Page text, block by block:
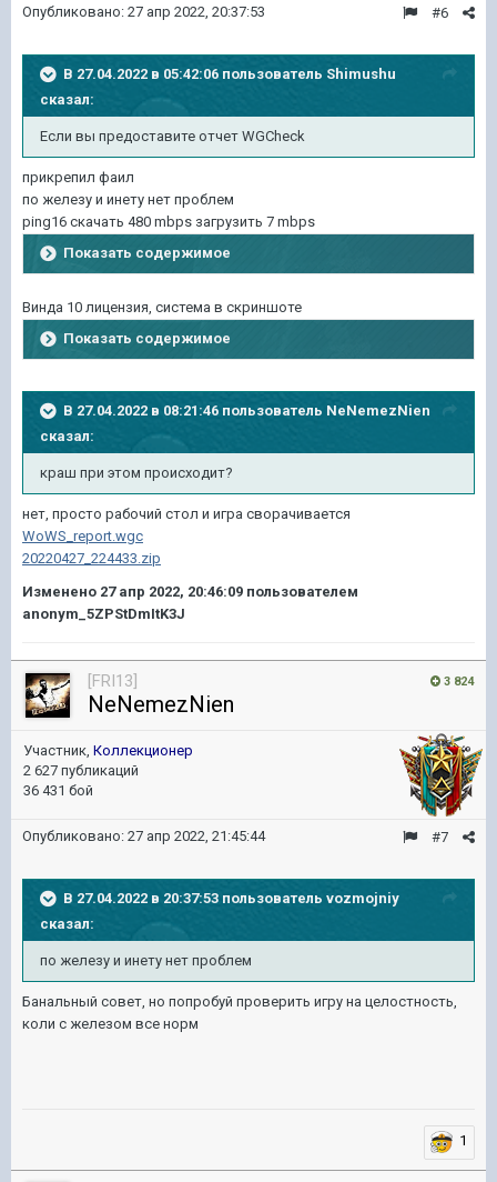
#6
Опубликовано: 27 апр 2022, 20:37:53
В 27.04.2022 в 05:42:06 пользователь Shimushu
сказал:
Если вы предоставите отчет WGCheck
прикрепил фаил
по железу и инету нет проблем
ping16 скачать 480 mbps загрузить 7 mbps
Показать содержимое
Винда 10 лицензия, система в скриншоте
Показать содержимое
В 27.04.2022 в 08:21:46 пользователь NeNemezNien
сказал:
краш при этом происходит?
нет, просто рабочий стол и игра сворачивается
WoWS_report.wgc
20220427_224433.zip
Изменено 27 апр 2022, 20:46:09 пользователем
anonym_5ZPStDmItK3J
3 824
[FRI13]
NeNemezNien
Участник, Коллекционер
2 627 публикаций
36 431 бой
#7
Опубликовано: 27 апр 2022, 21:45:44
В 27.04.2022 в 20:37:53 пользователь vozmojniy
сказал:
по железу и инету нет проблем
Банальный совет, но попробуй проверить игру на целостность,
коли с железом все норм
1